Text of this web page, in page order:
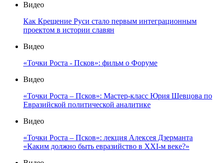
Видео
Как Крещение Руси стало первым интеграционным
проектом в истории славян
Видео
«Точки Роста - Псков»: фильм о Форуме
Видео
«Точки Роста – Псков»: Мастер-класс Юрия Шевцова по
Евразийской политической аналитике
Видео
«Точки Роста – Псков»: лекция Алексея Дзерманта
«Каким должно быть евразийство в XXI-м веке?»